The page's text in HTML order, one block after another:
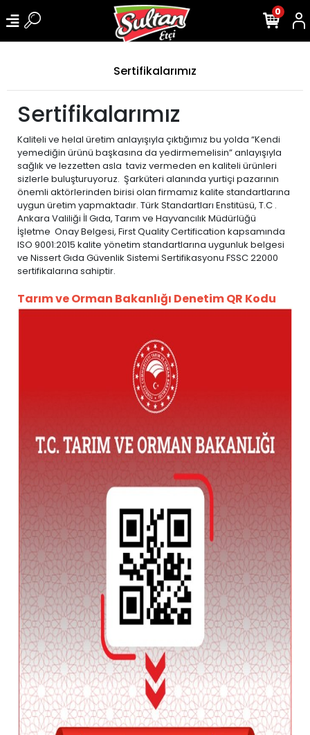
0
Sertifikalarımız
Sertifikalarımız
Kaliteli ve helal üretim anlayışıyla çıktığımız bu yolda “Kendi
yemediğin ürünü başkasına da yedirmemelisin” anlayışıyla
sağlık ve lezzetten asla taviz vermeden en kaliteli ürünleri
sizlerle buluşturuyoruz. Şarküteri alanında yurtiçi pazarının
önemli aktörlerinden birisi olan firmamız kalite standartlarına
uygun üretim yapmaktadır. Türk Standartları Enstitüsü, T.C .
Ankara Valiliği İl Gıda, Tarım ve Hayvancılık Müdürlüğü
İşletme Onay Belgesi, First Quality Certification kapsamında
ISO 9001:2015 kalite yönetim standartlarına uygunluk belgesi
ve Nissert Gıda Güvenlik Sistemi Sertifikasyonu FSSC 22000
sertifikalarına sahiptir.
Tarım ve Orman Bakanlığı Denetim QR Kodu